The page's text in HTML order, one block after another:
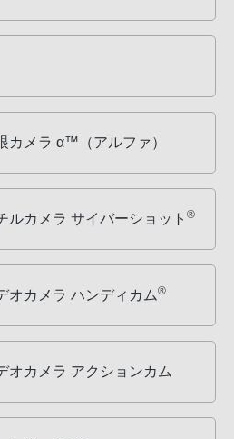
カメラ α™（アルファ）
ルカメラ サイバーショット ®
オカメラ ハンディカム®
オカメラ アクションカム